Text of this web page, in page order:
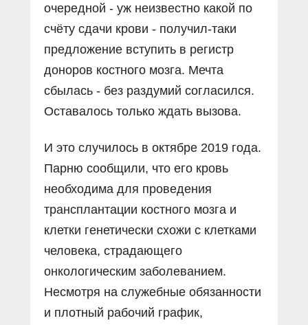
очередной - уж неизвестно какой по
счёту сдачи крови - получил-таки
предложение вступить в регистр
доноров костного мозга. Мечта
сбылась - без раздумий согласился.
Оставалось только ждать вызова.
И это случилось в октябре 2019 года.
Парню сообщили, что его кровь
необходима для проведения
трансплантации костного мозга и
клетки генетически схожи с клетками
человека, страдающего
онкологическим заболеванием.
Несмотря на служебные обязанности
и плотный рабочий график,